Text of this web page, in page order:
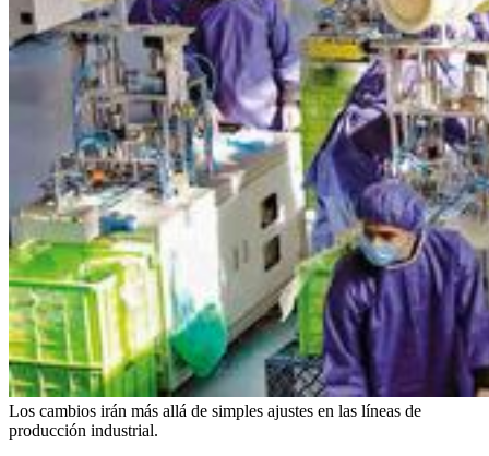
Los cambios irán más allá de simples ajustes en las líneas de
producción industrial.